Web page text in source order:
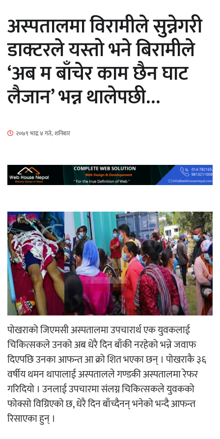
‘ईयुमा डट कम’ले बुधबारदेखि आफ्नो
औपचारिक सेवा सञ्चालनमा
‘आइतबारको अफिस’ को परिचर्चा सम्पन्न
अर्जुन चन्द्रको ‘संवेदनाका प्रतिध्वनि’
मुक्तकसङ्ग्रह लोकार्पण
‘दुर्गा’ निर्माण गर्दै सम्राट
अस्पतालमा विरामीले सुन्नेगरी
डाक्टरले यस्तो भने बिरामीले
‘अब म बाँचेर काम छैन घाट
लैजान’ भन्न थालेपछी…
२०७९ भाद्र ४ गते, शनिबार
पोखराको जिएमसी अस्पतालमा उपचारार्थ एक युवकलाई
चिकित्सकले उनको अब धेरै दिन बाँकी नरहेको भन्ने जवाफ
दिएपछि उनका आफन्त आ क्रो शित भएका छन् । पोखराकै ३६
वर्षीय थमन थापालाई अस्पतालले गण्डकी अस्पतालमा रेफर
गरिदियो । उनलाई उपचारमा संलग्न चिकित्सकले युवकको
फोक्सो विग्रिएको छ, धेरै दिन बाँच्दैनन् भनेको भन्दै आफन्त
रिसाएका हुन् ।